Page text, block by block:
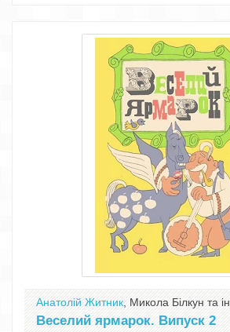
Анатолій Житник , Микола Білкун та ін.
Веселий ярмарок. Випуск 2